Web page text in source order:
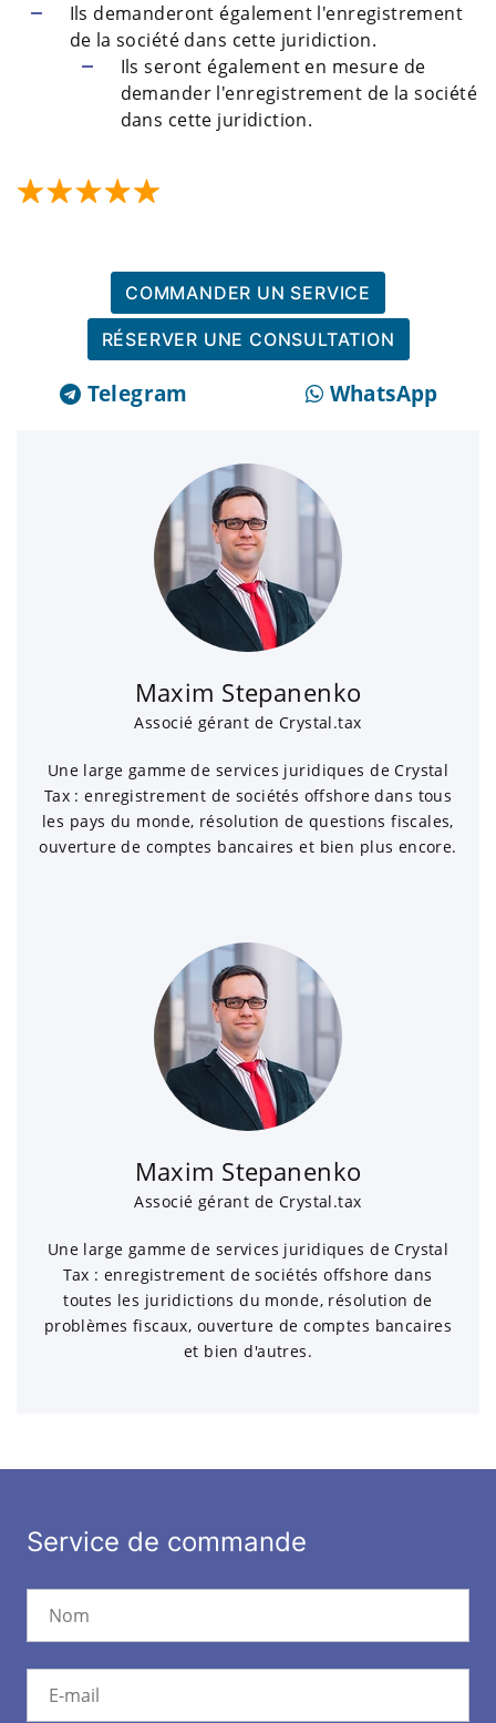
Ils demanderont également l'enregistrement
de la société dans cette juridiction.
Ils seront également en mesure de
demander l'enregistrement de la société
dans cette juridiction.
COMMANDER UN SERVICE
RÉSERVER UNE CONSULTATION
Telegram WhatsApp
Maxim Stepanenko
Associé gérant de Crystal.tax
Une large gamme de services juridiques de Crystal
Tax : enregistrement de sociétés offshore dans tous
les pays du monde, résolution de questions fiscales,
ouverture de comptes bancaires et bien plus encore.
Maxim Stepanenko
Associé gérant de Crystal.tax
Une large gamme de services juridiques de Crystal
Tax : enregistrement de sociétés offshore dans
toutes les juridictions du monde, résolution de
problèmes fiscaux, ouverture de comptes bancaires
et bien d'autres.
Service de commande